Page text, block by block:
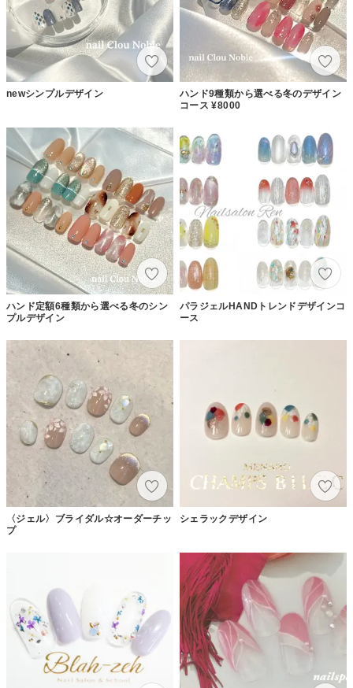
newシンプルデザイン
ハンド9種類から選べる冬のデザイン
コース ¥8000
ハンド定額6種類から選べる冬のシン
プルデザイン
パラジェルHANDトレンドデザインコ
ース
〈ジェル〉ブライダル☆オーダーチッ
プ
シェラックデザイン